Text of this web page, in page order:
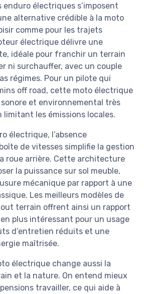
enduro électriques s’imposent
alternative crédible à la moto
comme pour les trajets
électrique délivre une
idéale pour franchir un terrain
ni surchauffer, avec un couple
régimes. Pour un pilote qui
off road, cette moto électrique
et environnemental très
limitant les émissions locales.
électrique, l’absence
de vitesses simplifie la gestion
roue arrière. Cette architecture
la puissance sur sol meuble,
mécanique par rapport à une
Les meilleurs modèles de
terrain offrent ainsi un rapport
plus intéressant pour un usage
d’entretien réduits et une
maîtrisée.
électrique change aussi la
et la nature. On entend mieux
travailler, ce qui aide à